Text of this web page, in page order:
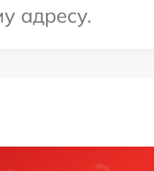
адресу.